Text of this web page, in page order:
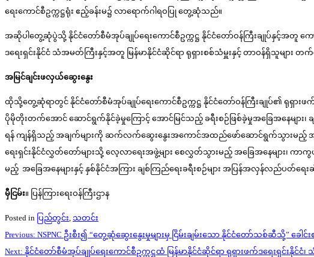
ရေးကောင်စီဥက္ကဋ္ဌရုံး ဧည့်ခန်းမ၌ လာရောက်ဂါရဝပြု တွေ့ဆုံသည်။
အဆိုပါတွေ့ဆုံပွဲသို့ နိုင်ငံတော်စီမံအုပ်ချုပ်ရေးကောင်စီဥက္ကဋ္ဌ နိုင်ငံတော်ဝန်ကြီးချုပ်နှင့်အတူ ကော
ဒရေးရှင်းနိုင်ငံ သံအမတ်ကြီးနှင့်အတူ မြန်မာနိုင်ငံဆိုင်ရာ ရုရှားစစ်သံမှူးနှင့် တာဝန်ရှိသူများ
အမြင်ချင်းဖလှယ်ဆွေးနွေး
ထိုသို့တွေ့ဆုံရာတွင် နိုင်ငံတော်စီမံအုပ်ချုပ်ရေးကောင်စီဥက္ကဋ္ဌ နိုင်ငံတော်ဝန်ကြီးချုပ်၏ ရုရှားဖ
ပိုမိုတိုးတက်အောင် ဆောင်ရွက်နိုင်ခဲ့မှုကြောင့် အောင်မြင်သည့် ခရီးစဉ်ဖြစ်ခဲ့မှုအခြေအနေမ
ရန် ကျန်ရှိသည့် အချက်များကို ဆက်လက်ဆွေးနွေးအကောင်အထည်ဖော်ဆောင်ရွက်သွားမည့် အခြေအန
ရေးရှင်းနိုင်ငံလွှတ်တော်များသို့ လေ့လာရေးအဖွဲ့များ စေလွှတ်သွားမည့် အခြေအနေများ၊ ကာကွယ်
မည့် အခြေအနေများနှင့် နှစ်နိုင်ငံအကြား ချစ်ကြည်ရေးခရီးစဉ်များ အပြန်အလှန်လည်ပတ်ရေ
မှီငြမ်း။ ပြန်ကြားရေးဝန်ကြီးဌာန
Posted in ပြည်တွင်း, သတင်း
Post
navigation
Previous: NSPNC ဦးစီး၍ “တွေ့ဆုံဆွေးနွေးမှုများမှ ငြိမ်းချမ်းသော နိုင်ငံတော်သစ်ဆီသို့” ခေါင်းစ
Next: နိုင်ငံတော်စီမံအုပ်ချုပ်ရေးကောင်စီဥက္ကဋ္ဌထံ မြန်မာနိုင်ငံဆိုင်ရာ ရုရှားဖက်ဒရေးရှင်းနိုင်